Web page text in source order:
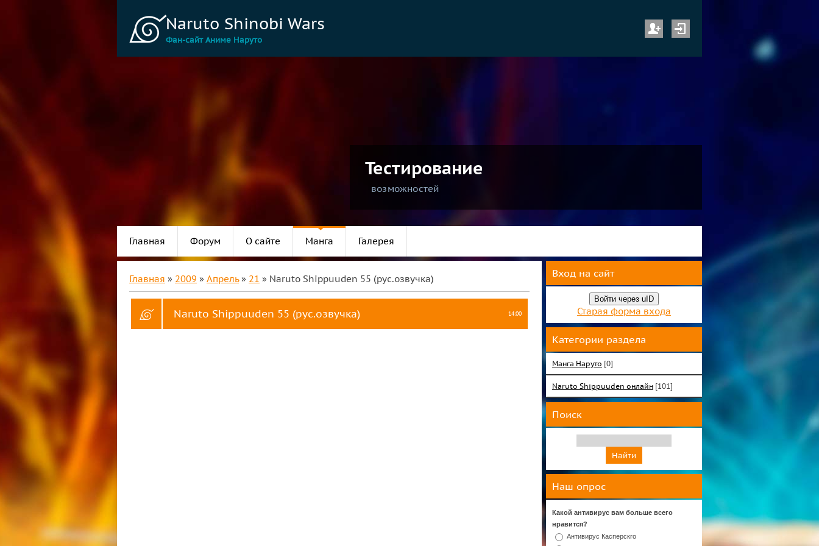
Naruto Shinobi Wars
Фан-сайт Аниме Наруто
Тестирование
возможностей
Главная Форум О сайте Манга Галерея
Главная » 2009 » Апрель » 21 » Naruto Shippuuden 55 (рус.озвучка)
14:00
Naruto Shippuuden 55 (рус.озвучка)
Вход на сайт
Войти через uID
Старая форма входа
Категории раздела
Манга Наруто [0]
Naruto Shippuuden онлайн [101]
Поиск
Наш опрос
Какой антивирус вам больше всего
нравится?
Антивирус Касперскго